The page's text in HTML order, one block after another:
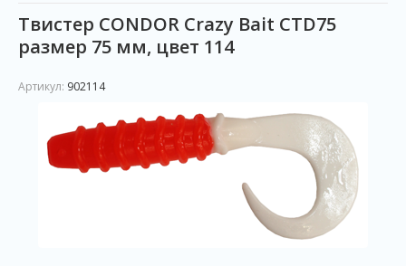
Твистер CONDOR Crazy Bait CTD75
размер 75 мм, цвет 114
Артикул: 902114